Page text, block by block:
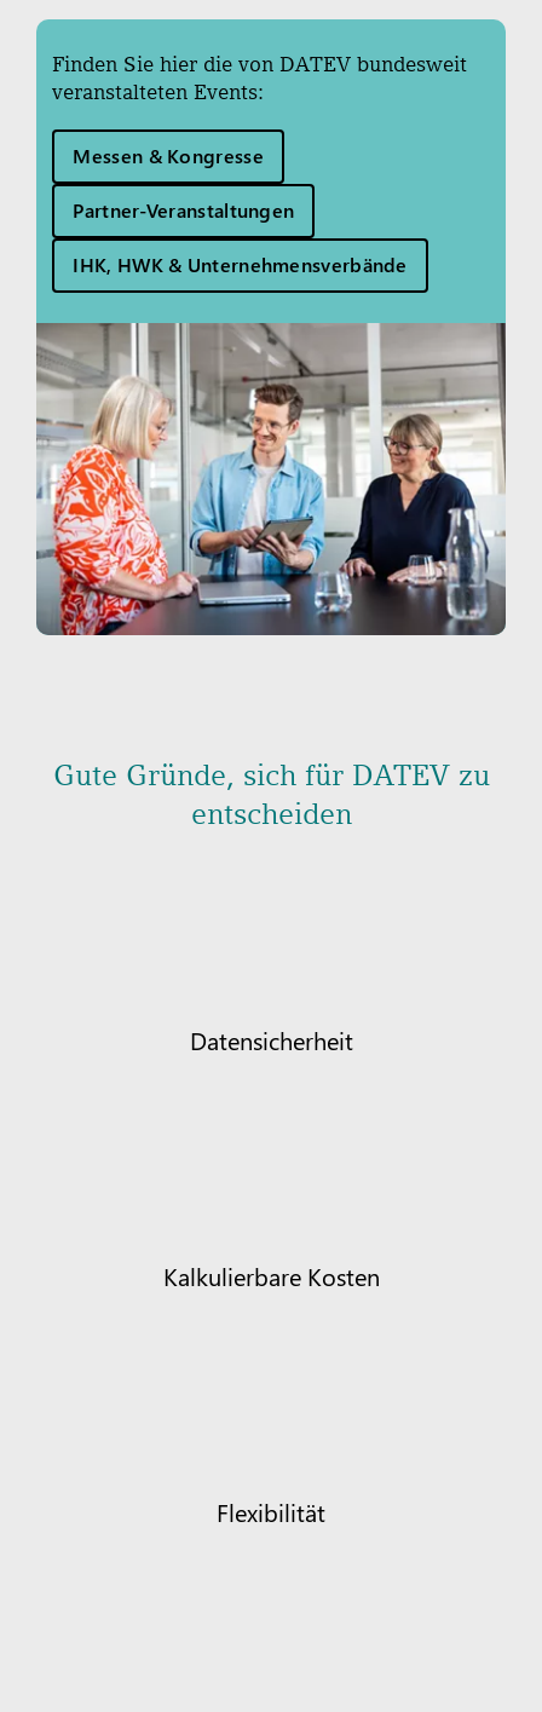
Finden Sie hier die von DATEV bundes­weit
veran­stalteten Events:
Messen & Kongresse
Partner-Veranstaltungen
IHK, HWK & Unternehmensverbände
Gute Gründe, sich für DATEV zu
entscheiden
Datensicherheit
Kalkulierbare Kosten
Flexibilität